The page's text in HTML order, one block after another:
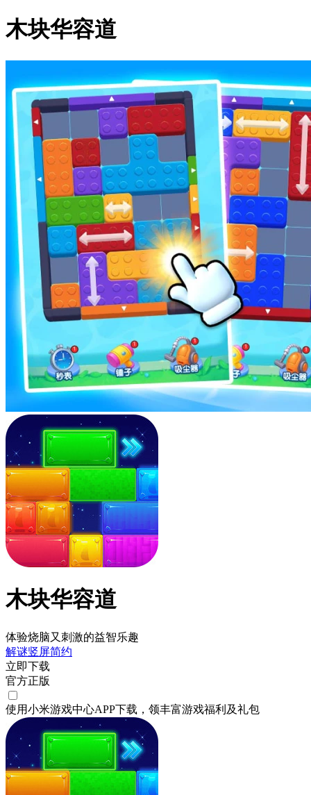
木块华容道
木块华容道
体验烧脑又刺激的益智乐趣
解谜竖屏简约
立即下载
官方正版
使用小米游戏中心APP下载 ，领丰富游戏福利 及礼包